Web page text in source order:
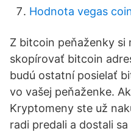
Hodnota vegas
Z bitcoin peňaženky si
skopírovať bitcoin
budú ostatní posielať
vo vašej peňaženke.
Kryptomeny ste už
radi predali a dostali